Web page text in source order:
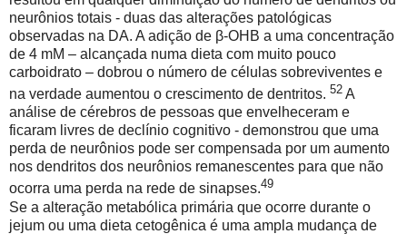
neurônios totais - duas das alterações patológicas
observadas na DA. A adição de β-OHB a uma concentração
de 4 mM – alcançada numa dieta com muito pouco
carboidrato – dobrou o número de células sobreviventes e
na verdade aumentou o crescimento de dentritos. 52 A
análise de cérebros de pessoas que envelheceram e
ficaram livres de declínio cognitivo - demonstrou que uma
perda de neurônios pode ser compensada por um aumento
nos dendritos dos neurônios remanescentes para que não
ocorra uma perda na rede de sinapses.49
Se a alteração metabólica primária que ocorre durante o
jejum ou uma dieta cetogênica é uma ampla mudança de